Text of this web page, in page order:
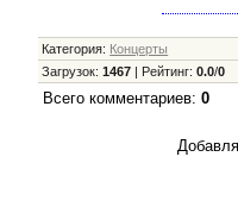
Категория: Концерты
Загрузок:1467 Рейтинг:0.0/0
Всего комментариев: 0